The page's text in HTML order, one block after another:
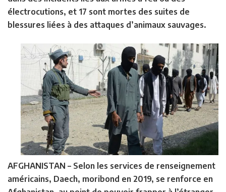
électrocutions, et 17 sont mortes des suites de
blessures liées à des attaques d’animaux sauvages.
AFGHANISTAN – Selon les services de renseignement
américains, Daech, moribond en 2019, se renforce en